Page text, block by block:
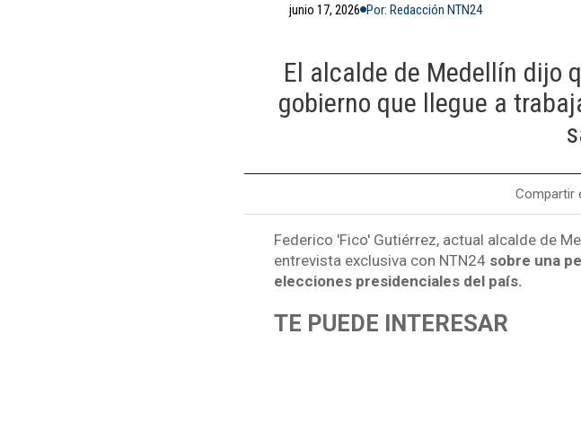
junio 17, 2026 Por: Redacción NTN24
El alcalde de Medellín dijo
gobierno que llegue a
Compartir
Federico 'Fico' Gutiérrez, actual alcalde de
entrevista exclusiva con NTN24 sobre una
elecciones presidenciales del país.
TE PUEDE INTERESAR